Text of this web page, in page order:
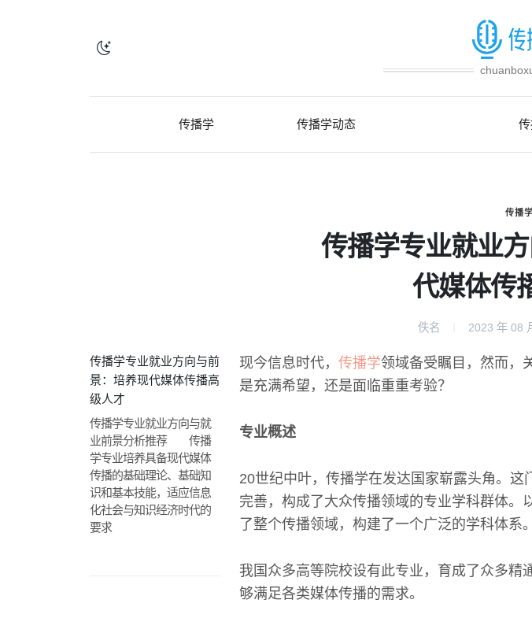
传播学 传播学动态
传播
传播学专业就业
代媒体传
佚名 2023 年 08
传播学专业就业方向与前
景：培养现代媒体传播高
级人才
传播学专业就业方向与就
业前景分析推荐 传播
学专业培养具备现代媒体
传播的基础理论、基础知
识和基本技能，适应信息
化社会与知识经济时代的
要求
现今信息时代， 传播学领域备受瞩目，然而，
是充满希望，还是面临重重考验？
专业概述
20世纪中叶，传播学在发达国家崭露头角。
完善，构成了大众传播领域的专业学科群体。
了整个传播领域，构建了一个广泛的学科体系。
我国众多高等院校设有此专业，育成了众多
够满足各类媒体传播的需求。